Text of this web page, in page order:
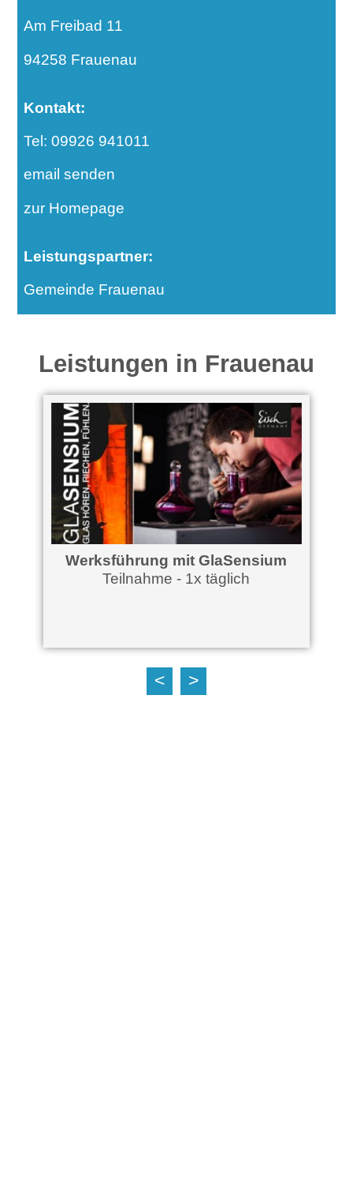
Am Freibad 11
94258 Frauenau
Kontakt:
Tel: 09926 941011
email senden
zur Homepage
Leistungspartner:
Gemeinde Frauenau
Leistungen in Frauenau
Werksführung mit GlaSensium
Teilnahme - 1x täglich
< >